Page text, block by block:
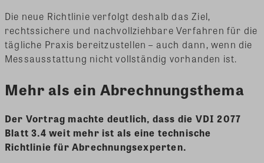
Die neue Richtlinie verfolgt deshalb das Ziel,
rechtssichere und nachvollziehbare Verfahren für die
tägliche Praxis bereitzustellen – auch dann, wenn die
Messausstattung nicht vollständig vorhanden ist.
Mehr als ein Abrechnungsthema
Der Vortrag machte deutlich, dass die VDI 2077
Blatt 3.4 weit mehr ist als eine technische
Richtlinie für Abrechnungsexperten.